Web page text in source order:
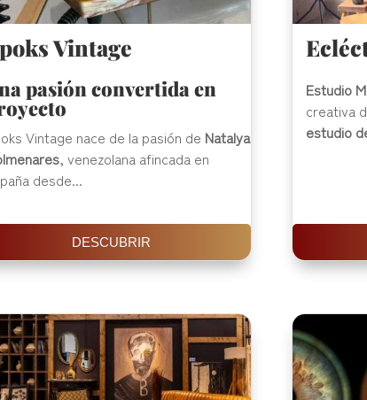
Vintage
pasión convertida en
Vintage nace de la pasión de Natalya
, venezolana afincada en
desde...
DESCUBRIR
Estudio
creativa
estudio